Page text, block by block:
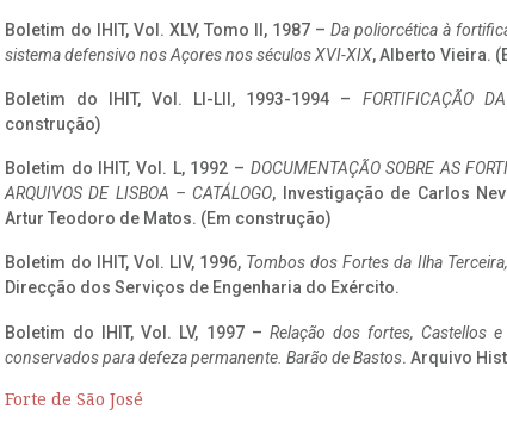
Boletim do IHIT, Vol. XLV, Tomo II, 1987 – Da poliorcética à
sistema defensivo nos Açores nos séculos XVI-XIX, Alberto Vieira.
Boletim do IHIT, Vol. LI-LII, 1993-1994 – FORTIFICAÇÃO
construção)
Boletim do IHIT, Vol. L, 1992 – DOCUMENTAÇÃO SOBRE AS
ARQUIVOS DE LISBOA – CATÁLOGO, Investigação de Carlos
Artur Teodoro de Matos. (Em construção)
Boletim do IHIT, Vol. LIV, 1996, Tombos dos Fortes da Ilha Terceira,
Direcção dos Serviços de Engenharia do Exército.
Boletim do IHIT, Vol. LV, 1997 – Relação dos fortes, Castellos
conservados para defeza permanente. Barão de Bastos. Arquivo
Forte de São José